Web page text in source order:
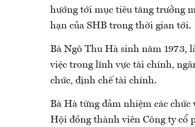
hướng tới mục tiêu tăng trưởng
hạn của SHB trong thời gian tới.
Bà Ngô Thu Hà sinh năm 1973,
việc trong lĩnh vực tài chính,
chức, định chế tài chính.
Bà Hà từng đảm nhiệm các
Hội đồng thành viên Công ty cổ